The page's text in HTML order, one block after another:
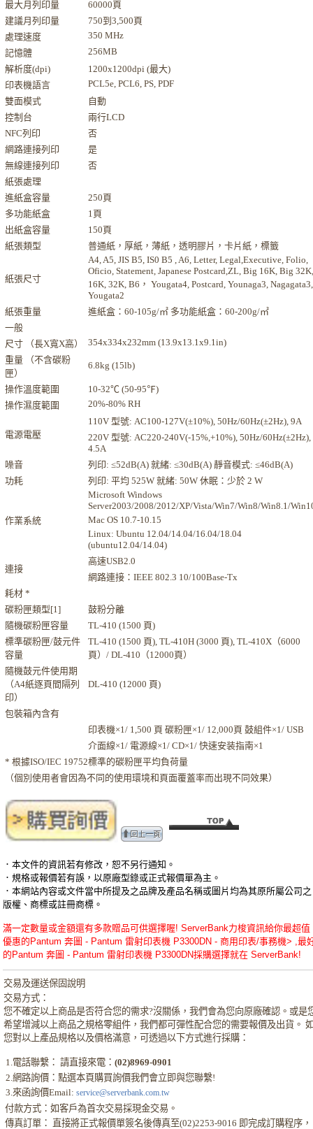
最大月列印量
60000頁
建議月列印量
750到3,500頁
處理速度
350 MHz
記憶體
256MB
解析度(dpi)
1200x1200dpi (最大)
印表機語言
PCL5e, PCL6, PS, PDF
雙面模式
自動
控制台
兩行LCD
NFC列印
否
網路連接列印
是
無線連接列印
否
紙張處理
進紙盒容量
250頁
多功能紙盒
1頁
出紙盒容量
150頁
紙張類型
普通紙，厚紙，薄紙，透明膠片，卡片紙，標籤
紙張尺寸
A4, A5, JIS B5, IS0 B5 , A6, Letter, Legal,Executive, Folio,
Oficio, Statement, Japanese Postcard,ZL, Big 16K, Big 32K,
16K, 32K, B6， Yougata4, Postcard, Younaga3, Nagagata3,
Yougata2
紙張重量
進紙盒：60-105g/㎡ 多功能紙盒：60-200g/㎡
一般
尺寸 （長X寬X高）
354x334x232mm (13.9x13.1x9.1in)
重量 （不含碳粉
匣）
6.8kg (15lb)
操作溫度範圍
10-32℃ (50-95℉)
操作濕度範圍
20%-80% RH
電源電壓
110V 型號: AC100-127V(±10%), 50Hz/60Hz(±2Hz), 9A
220V 型號: AC220-240V(-15%,+10%), 50Hz/60Hz(±2Hz),
4.5A
噪音
列印: ≤52dB(A) 就緒: ≤30dB(A) 靜音模式: ≤46dB(A)
功耗
列印: 平均 525W 就緒: 50W 休眠：少於 2 W
作業系統
Microsoft Windows
Server2003/2008/2012/XP/Vista/Win7/Win8/Win8.1/
Mac OS 10.7-10.15
Linux: Ubuntu 12.04/14.04/16.04/18.04
(ubuntu12.04/14.04)
連接
高速USB2.0
網路連接：IEEE 802.3 10/100Base-Tx
耗材 *
碳粉匣類型[1]
鼓粉分離
隨機碳粉匣容量
TL-410 (1500 頁)
標準碳粉匣/鼓元件
容量
TL-410 (1500 頁), TL-410H (3000 頁), TL-410X（6000
頁）/ DL-410（12000頁）
隨機鼓元件使用期
（A4紙逐頁間隔列
印）
DL-410 (12000 頁)
包裝箱內含有
印表機×1/ 1,500 頁 碳粉匣×1/ 12,000頁 鼓組件×1/ USB
介面線×1/ 電源線×1/ CD×1/ 快速安装指南×1
* 根據ISO/IEC 19752標準的碳粉匣平均負荷量
（個別使用者會因為不同的使用環境和頁面覆蓋率而出現不同效果）
．本文件的資訊若有修改，恕不另行通知。
．規格或報價若有誤，以原廠型錄或正式報價單為主。
．本網站內容或文件當中所提及之品牌及產品名稱或圖片均為其原所屬公司之
版權、商標或註冊商標。
滿一定數量或金額還有多款贈品可供選擇喔! ServerBank力梭資訊給你最超值
優惠的Pantum 奔圖 - Pantum 雷射印表機 P3300DN - 商用印表/事務機> ,最
的Pantum 奔圖 - Pantum 雷射印表機 P3300DN採購選擇就在 ServerBank!
交易及運送保固說明
交易方式：
您不確定以上商品是否符合您的需求?沒關係，我們會為您向原廠確認。或是
希望增減以上商品之規格零組件，我們都可彈性配合您的需要報價及出貨。
您對以上產品規格以及價格滿意，可透過以下方式進行採購：
1.電話聯繫： 請直接來電：(02)8969-0901
2.網路詢價：點選本頁購買詢價我們會立即與您聯繫!
3.來函詢價Email: service@serverbank.com.tw
付款方式：如客戶為首次交易採現金交易。
傳真訂單： 直接將正式報價單簽名後傳真至(02)2253-9016 即完成訂購程序，